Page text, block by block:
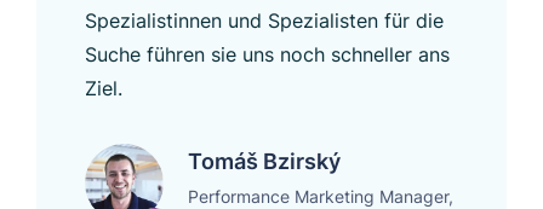
Spezialistinnen und Spezialisten für die
Suche führen sie uns noch schneller ans
Ziel.
Tomáš Bzirský
Performance Marketing Manager,